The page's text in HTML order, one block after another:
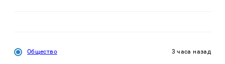
Общество 3 часа назад